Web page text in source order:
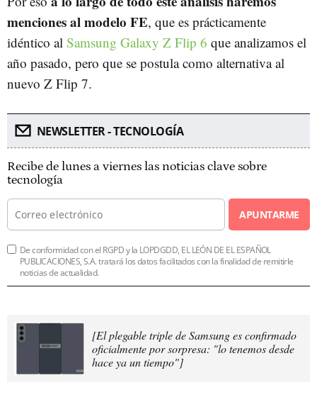
menciones al modelo FE, que es prácticamente
idéntico al Samsung Galaxy Z Flip 6 que analizamos el
año pasado, pero que se postula como alternativa al
nuevo Z Flip 7.
NEWSLETTER - TECNOLOGÍA
Recibe de lunes a viernes las noticias clave sobre
tecnología
APUNTARME
De conformidad con el RGPD y la LOPDGDD, EL LEÓN DE EL ESPAÑOL
PUBLICACIONES, S.A. tratará los datos facilitados con la finalidad de remitirle
noticias de actualidad.
[El plegable triple de Samsung es confirmado
oficialmente por sorpresa: "lo tenemos desde
hace ya un tiempo"]